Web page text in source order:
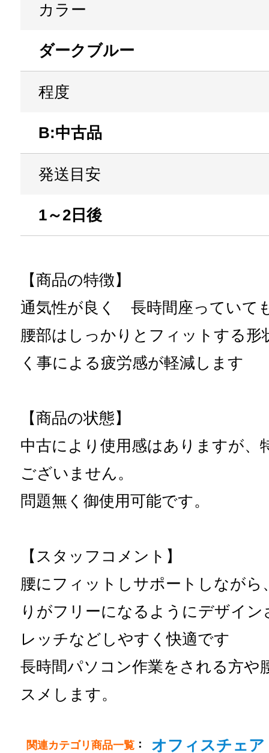
カラー
ダークブルー
程度
B:中古品
発送目安
1～2日後
【商品の特徴】
通気性が良く 長時間座っていて
腰部はしっかりとフィットする形
く事による疲労感が軽減します
【商品の状態】
中古により使用感はありますが、
ございません。
問題無く御使用可能です。
【スタッフコメント】
腰にフィットしサポートしながら
りがフリーになるようにデザイ
レッチなどしやすく快適です
長時間パソコン作業をされる方や
スメします。
関連カテゴリ商品一覧 ： オフィスチェア